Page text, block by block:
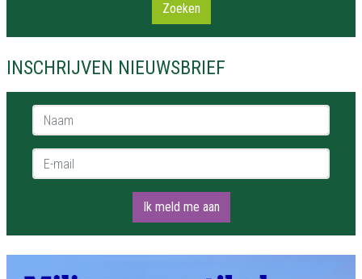
Zoeken
INSCHRIJVEN NIEUWSBRIEF
Naam *
E-mail *
Ik meld me aan